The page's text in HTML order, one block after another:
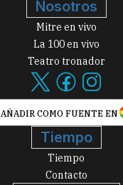
Nosotros
Mitre en vivo
La 100 en vivo
Teatro tronador
AÑADIR COMO FUENTE EN
Tiempo
Tiempo
Contacto